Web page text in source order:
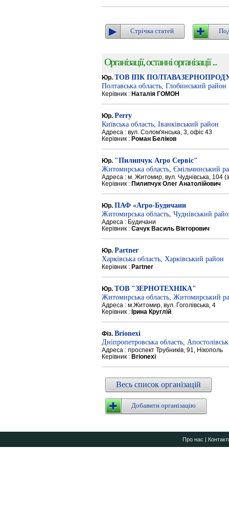
Стрічка статей
Організації, останні організації ...
Юр. ТОВ ІПК
Полтавська область, Глобинський район
Керівник : Наталія ГОМОН
Юр. Perry
Київська область, Іванківський район
Адреса : вул. Солом'янська, 3, офіс 43
Керівник : Роман Беліков
Юр. "Пилипчук Агро Сервіс"
Житомирська область, Ємільчинський
Адреса : м. Житомир, вул. Чуднівська, 104
Керівник : Пилипчук Олег Анатолійович
Юр. ПАФ «Агро-Будичани
Житомирська область, Чуднівський
Адреса : Будичани
Керівник : Сачук Василь Вікторович
Юр. Partner
Харківська область, Харківський район
Керівник : Partner
Юр. ТОВ "ЗЕРНОТЕХНІКА"
Житомирська область, Житомирський
Адреса : м.Житомир, вул. Гоголівська, 4
Керівник : Ірина Круглій
Фіз. Brionexi
Дніпропетровська область,
Адреса : проспект Трубників, 91, Нікополь
Керівник : Brionexi
Весь список організацій
Добавити організацію
Про нас |